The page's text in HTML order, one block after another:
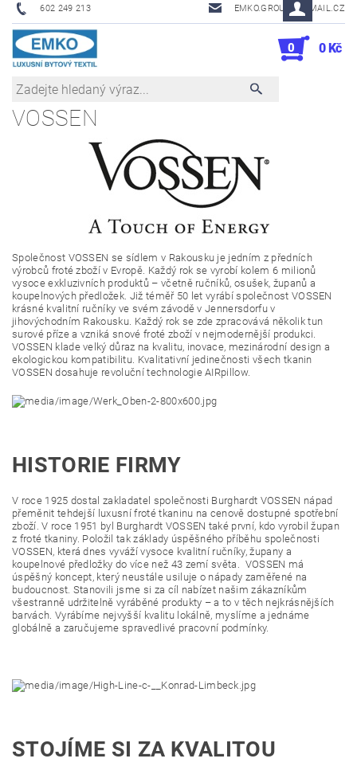
602 249 213 EMKO.GROUSL@EMAIL.CZ
0 0 Kč
VOSSEN
Společnost VOSSEN se sídlem v Rakousku je jedním z předních
výrobců froté zboží v Evropě. Každý rok se vyrobí kolem 6 milionů
vysoce exkluzivních produktů – včetně ručníků, osušek, županů a
koupelnových předložek. Již téměř 50 let vyrábí společnost VOSSEN
krásné kvalitní ručníky ve svém závodě v Jennersdorfu v
jihovýchodním Rakousku. Každý rok se zde zpracovává několik tun
surové příze a vzniká snové froté zboží v nejmodernější produkci.
VOSSEN klade velký důraz na kvalitu, inovace, mezinárodní design a
ekologickou kompatibilitu. Kvalitativní jedinečnosti všech tkanin
VOSSEN dosahuje revoluční technologie AIRpillow.
HISTORIE FIRMY
V roce 1925 dostal zakladatel společnosti Burghardt VOSSEN nápad
přeměnit tehdejší luxusní froté tkaninu na cenově dostupné spotřební
zboží. V roce 1951 byl Burghardt VOSSEN také první, kdo vyrobil župan
z froté tkaniny. Položil tak základy úspěšného příběhu společnosti
VOSSEN, která dnes vyváží vysoce kvalitní ručníky, župany a
koupelnové předložky do více než 43 zemí světa. VOSSEN má
úspěšný koncept, který neustále usiluje o nápady zaměřené na
budoucnost. Stanovili jsme si za cíl nabízet našim zákazníkům
všestranně udržitelně vyráběné produkty – a to v těch nejkrásnějších
barvách. Vyrábíme nejvyšší kvalitu lokálně, myslíme a jednáme
globálně a zaručujeme spravedlivé pracovní podmínky.
STOJÍME SI ZA KVALITOU